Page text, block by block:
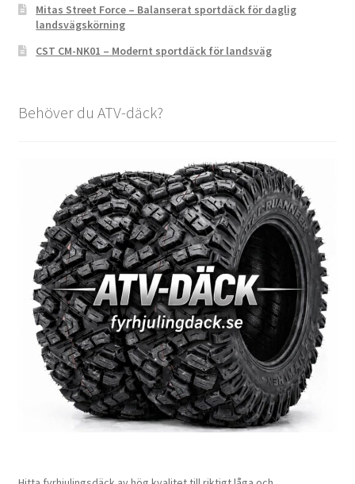
Mitas Street Force – Balanserat sportdäck för daglig
landsvägskörning
CST CM-NK01 – Modernt sportdäck för landsväg
Behöver du ATV-däck?